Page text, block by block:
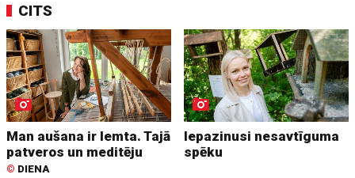
CITS
Man aušana ir lemta. Tajā
patveros un meditēju
© DIENA
Iepazinusi nesavtīguma
spēku